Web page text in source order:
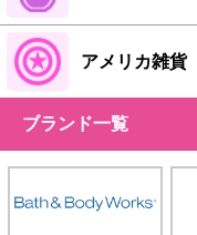
アメリカ雑貨
ブランド一覧